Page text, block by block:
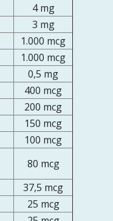
4 mg
3 mg
1.000 mcg
1.000 mcg
0,5 mg
400 mcg
200 mcg
150 mcg
100 mcg
80 mcg
37,5 mcg
25 mcg